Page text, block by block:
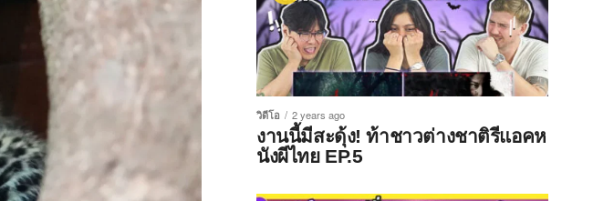
วิดีโอ 2 years ago
งานนี้มีสะดุ้ง! ท้าชาวต่างชาติรีแอคห
นังผีไทย EP.5